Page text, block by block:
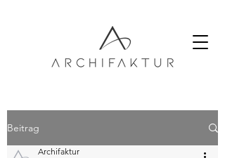
Beitrag
Archifaktur